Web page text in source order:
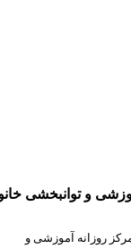
۸۹ مرکز آموزشی و توانبخشی
روزانه آموزشی و